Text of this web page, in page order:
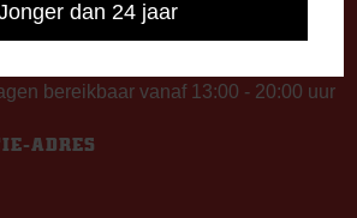
dan 24 jaar
bereikbaar vanaf 13:00 - 20:00 uur
ADRES